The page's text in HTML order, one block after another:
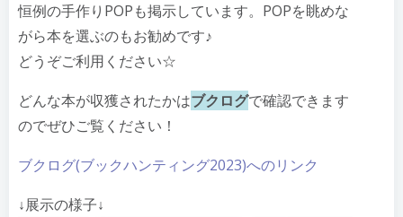
恒例の手作りPOPも掲示しています。POPを眺めな
がら本を選ぶのもお勧めです♪
どうぞご利用ください☆
どんな本が収獲されたかはブクログで確認できます
のでぜひご覧ください！
ブクログ(ブックハンティング2023)へのリンク
↓展示の様子↓